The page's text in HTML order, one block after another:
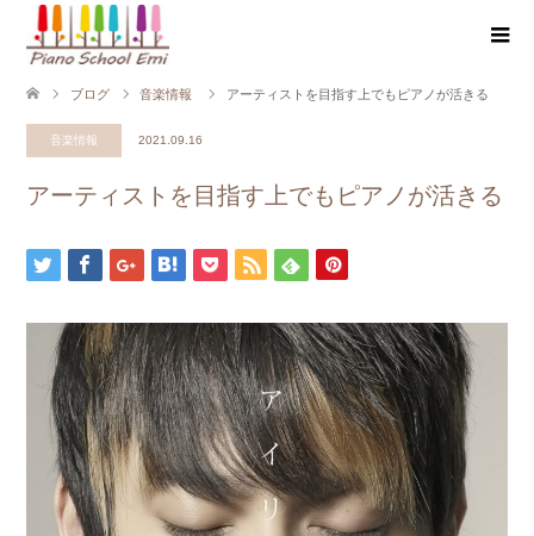
ブログ 音楽情報 アーティストを目指す上でもピアノが活きる
音楽情報 2021.09.16
アーティストを目指す上でもピアノが活きる